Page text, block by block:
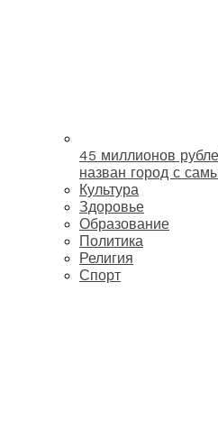
45 миллионов
назван город с
Культура
Здоровье
Образование
Политика
Религия
Спорт